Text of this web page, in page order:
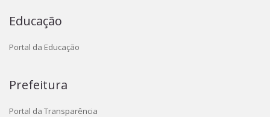
Educação
Portal da Educação
Prefeitura
Portal da Transparência